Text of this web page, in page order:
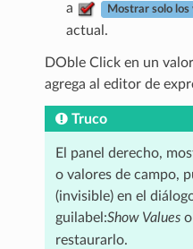
a
Mostrar solo los
actual.
DOble Click en un
agrega al editor de
Truco
El panel derecho,
o valores de campo,
(invisible) en el
guilabel:Show Valueso
restaurarlo.